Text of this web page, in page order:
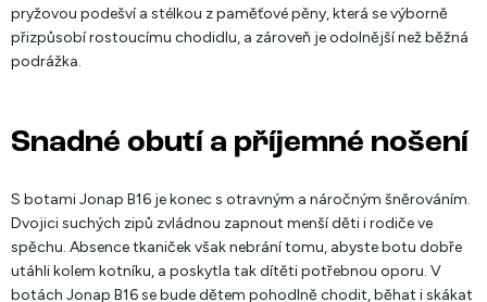
pryžovou podešví a stélkou z paměťové pěny, která se výborně
přizpůsobí rostoucímu chodidlu, a zároveň je odolnější než běžná
podrážka.
Snadné obutí a příjemné nošení
S botami Jonap B16 je konec s otravným a náročným šněrováním.
Dvojici suchých zipů zvládnou zapnout menší děti i rodiče ve
spěchu. Absence tkaniček však nebrání tomu, abyste botu dobře
utáhli kolem kotníku, a poskytla tak dítěti potřebnou oporu. V
botách Jonap B16 se bude dětem pohodlně chodit, běhat i skákat